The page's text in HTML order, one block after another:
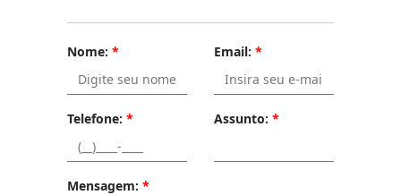
Nome: * Email: *
Telefone: * Assunto: *
Mensagem: *